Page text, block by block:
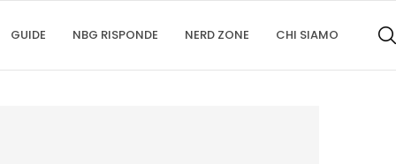
GUIDE NBG RISPONDE NERD ZONE CHI SIAMO